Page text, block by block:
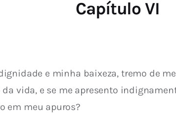
Capítulo VI
e minha baixeza, tremo de
da vida, e se me apresento
em meu apuros?